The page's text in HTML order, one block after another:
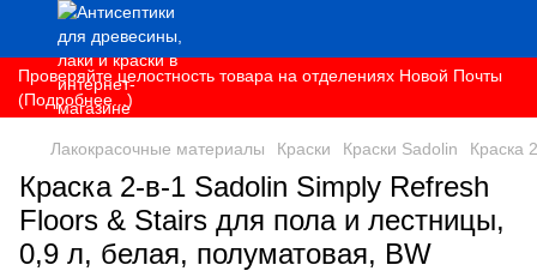
Проверяйте целостность товара на отделениях Новой Почты
(Подробнее...)
Лакокрасочные материалы Краски Краски Sadolin Краска
Краска 2-в-1 Sadolin Simply Refresh
Floors & Stairs для пола и лестницы,
0,9 л, белая, полуматовая, BW